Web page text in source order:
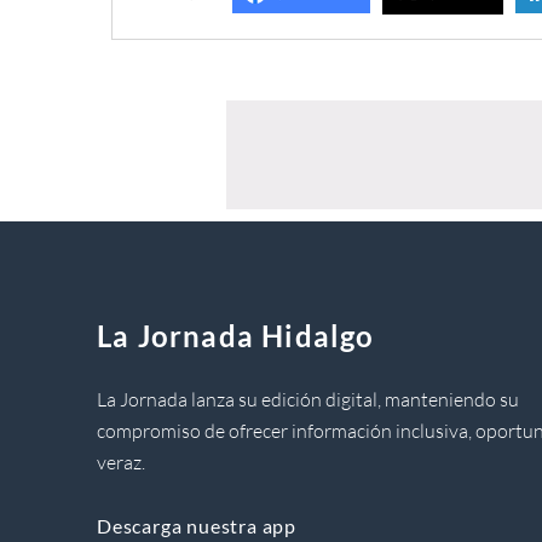
La Jornada Hidalgo
La Jornada lanza su edición digital, manteniendo su
compromiso de ofrecer información inclusiva,
veraz.
Descarga nuestra app